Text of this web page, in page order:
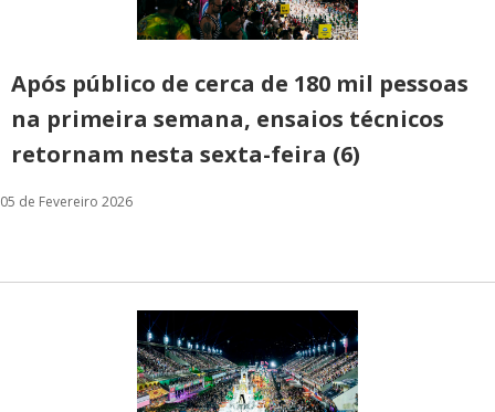
Após público de cerca de 180 mil pessoas
na primeira semana, ensaios técnicos
retornam nesta sexta-feira (6)
05 de Fevereiro 2026